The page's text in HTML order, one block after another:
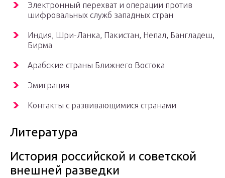
Электронный перехват и операции против
шифровальных служб западных стран
Индия, Шри-Ланка, Пакистан, Непал, Бангладеш,
Бирма
Арабские страны Ближнего Востока
Эмиграция
Контакты с развивающимися странами
Литература
История российской и советской
внешней разведки